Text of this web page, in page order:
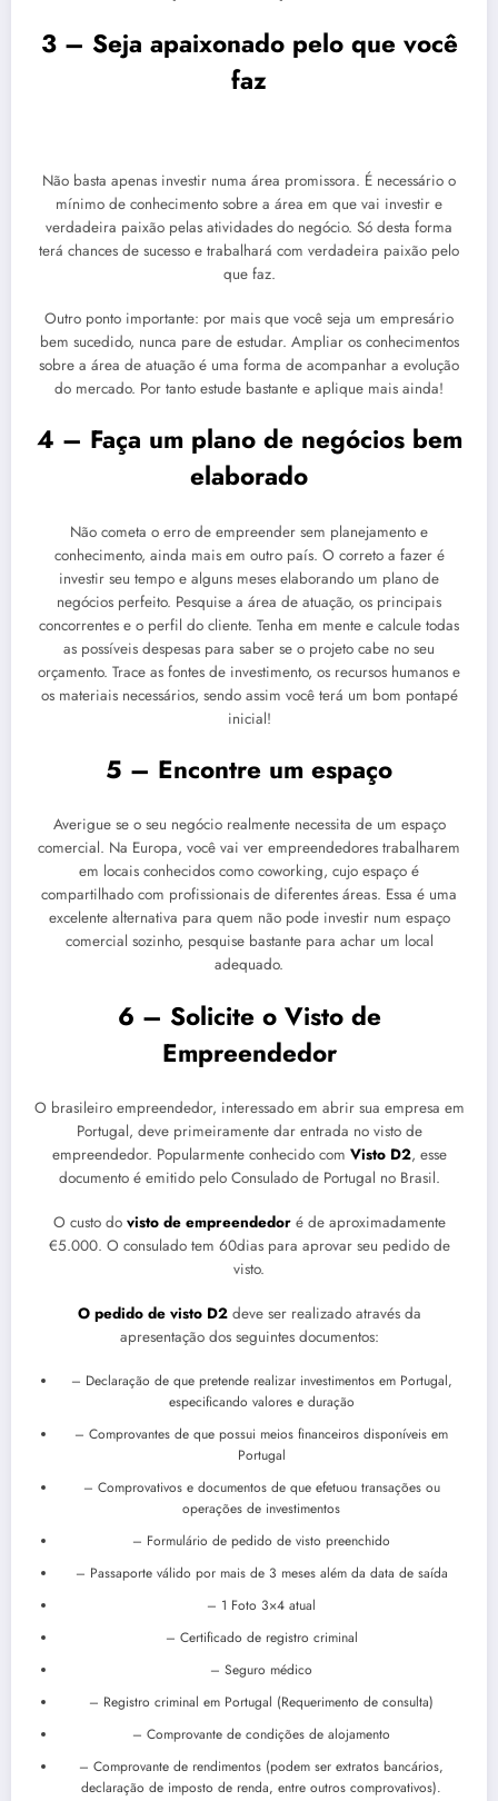
3 – Seja apaixonado pelo que você
faz
Não basta apenas investir numa área promissora. É necessário o
mínimo de conhecimento sobre a área em que vai investir e
verdadeira paixão pelas atividades do negócio. Só desta forma
terá chances de sucesso e trabalhará com verdadeira paixão pelo
que faz.
Outro ponto importante: por mais que você seja um empresário
bem sucedido, nunca pare de estudar. Ampliar os conhecimentos
sobre a área de atuação é uma forma de acompanhar a evolução
do mercado. Por tanto estude bastante e aplique mais ainda!
4 – Faça um plano de negócios bem
elaborado
Não cometa o erro de empreender sem planejamento e
conhecimento, ainda mais em outro país. O correto a fazer é
investir seu tempo e alguns meses elaborando um plano de
negócios perfeito. Pesquise a área de atuação, os principais
concorrentes e o perfil do cliente. Tenha em mente e calcule todas
as possíveis despesas para saber se o projeto cabe no seu
orçamento. Trace as fontes de investimento, os recursos humanos e
os materiais necessários, sendo assim você terá um bom pontapé
inicial!
5 – Encontre um espaço
Averigue se o seu negócio realmente necessita de um espaço
comercial. Na Europa, você vai ver empreendedores trabalharem
em locais conhecidos como coworking, cujo espaço é
compartilhado com profissionais de diferentes áreas. Essa é uma
excelente alternativa para quem não pode investir num espaço
comercial sozinho, pesquise bastante para achar um local
adequado.
6 – Solicite o Visto de
Empreendedor
O brasileiro empreendedor, interessado em abrir sua empresa em
Portugal, deve primeiramente dar entrada no visto de
empreendedor. Popularmente conhecido com Visto D2, esse
documento é emitido pelo Consulado de Portugal no Brasil.
O custo do visto de empreendedor é de aproximadamente
€5.000. O consulado tem 60dias para aprovar seu pedido de
visto.
O pedido de visto D2deve ser realizado através da
apresentação dos seguintes documentos:
– Declaração de que pretende realizar investimentos em Portugal,
especificando valores e duração
– Comprovantes de que possui meios financeiros disponíveis em
Portugal
– Comprovativos e documentos de que efetuou transações ou
operações de investimentos
– Formulário de pedido de visto preenchido
– Passaporte válido por mais de 3 meses além da data de saída
– 1 Foto 3×4 atual
– Certificado de registro criminal
– Seguro médico
– Registro criminal em Portugal (Requerimento de consulta)
– Comprovante de condições de alojamento
– Comprovante de rendimentos (podem ser extratos bancários,
declaração de imposto de renda, entre outros comprovativos).